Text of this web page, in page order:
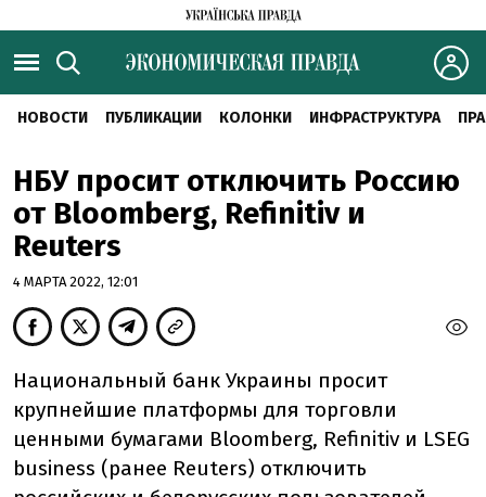
НОВОСТИ ПУБЛИКАЦИИ КОЛОНКИ ИНФРАСТРУКТУРА
НБУ просит отключить Россию
от Bloomberg, Refinitiv и
Reuters
4 МАРТА 2022, 12:01
Национальный банк Украины просит
крупнейшие платформы для торговли
ценными бумагами Bloomberg, Refinitiv и LSEG
business (ранее Reuters) отключить